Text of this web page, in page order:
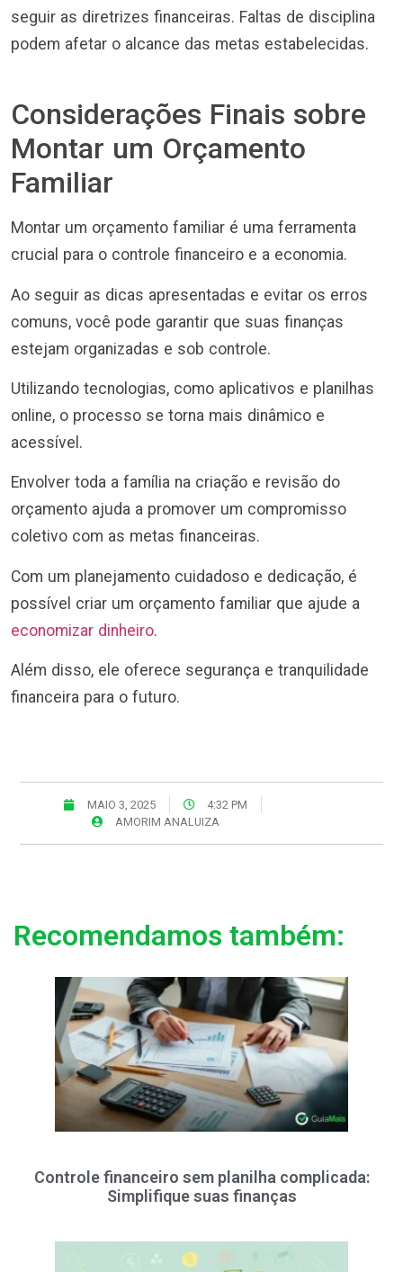
seguir as diretrizes financeiras. Faltas de disciplina
podem afetar o alcance das metas estabelecidas.
Considerações Finais sobre
Montar um Orçamento
Familiar
Montar um orçamento familiar é uma ferramenta
crucial para o controle financeiro e a economia.
Ao seguir as dicas apresentadas e evitar os erros
comuns, você pode garantir que suas finanças
estejam organizadas e sob controle.
Utilizando tecnologias, como aplicativos e planilhas
online, o processo se torna mais dinâmico e
acessível.
Envolver toda a família na criação e revisão do
orçamento ajuda a promover um compromisso
coletivo com as metas financeiras.
Com um planejamento cuidadoso e dedicação, é
possível criar um orçamento familiar que ajude a
economizar dinheiro.
Além disso, ele oferece segurança e tranquilidade
financeira para o futuro.
MAIO 3, 2025
4:32 PM
AMORIM ANALUIZA
Recomendamos também:
Controle financeiro sem planilha complicada:
Simplifique suas finanças